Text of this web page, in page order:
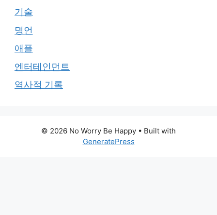
기술
명언
애플
엔터테인먼트
역사적 기록
© 2026 No Worry Be Happy • Built with
GeneratePress